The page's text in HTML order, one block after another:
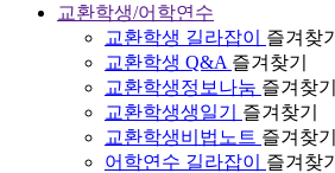
교환학생/어학연수
교환학생 길라잡이
즐겨찾기
교환학생 Q&A 즐겨찾기
교환학생정보나눔 즐겨찾기
교환학생생일기
즐겨찾기
교환학생비법노트 즐겨찾기
어학연수 길라잡이
즐겨찾기